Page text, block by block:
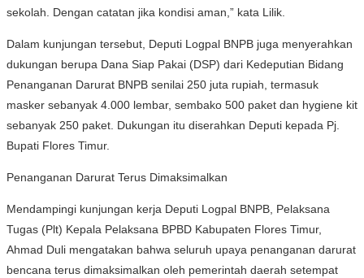
sekolah. Dengan catatan jika kondisi aman,” kata Lilik.
Dalam kunjungan tersebut, Deputi Logpal BNPB juga menyerahkan
dukungan berupa Dana Siap Pakai (DSP) dari Kedeputian Bidang
Penanganan Darurat BNPB senilai 250 juta rupiah, termasuk
masker sebanyak 4.000 lembar, sembako 500 paket dan hygiene kit
sebanyak 250 paket. Dukungan itu diserahkan Deputi kepada Pj.
Bupati Flores Timur.
Penanganan Darurat Terus Dimaksimalkan
Mendampingi kunjungan kerja Deputi Logpal BNPB, Pelaksana
Tugas (Plt) Kepala Pelaksana BPBD Kabupaten Flores Timur,
Ahmad Duli mengatakan bahwa seluruh upaya penanganan darurat
bencana terus dimaksimalkan oleh pemerintah daerah setempat